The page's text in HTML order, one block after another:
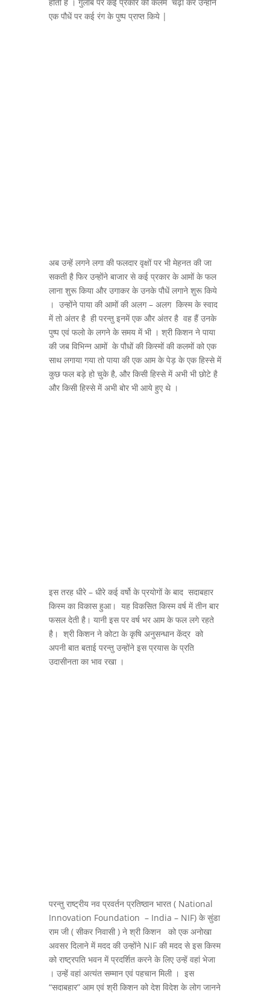
होती है । गुलाब पर कई प्रकार की कलमें चढ़ा कर उन्होंने
एक पौधें पर कई रंग के पुष्प प्राप्त किये |
अब उन्हें लगने लगा की फलदार वृक्षों पर भी मेहनत की जा
सकती है फिर उन्होंने बाजार से कई प्रकार के आमों के फल
लाना शुरू किया और उगाकर के उनके पौधें लगाने शुरू किये
। उन्होंने पाया की आमों की अलग – अलग किस्म के स्वाद
में तो अंतर है ही परन्तु इनमें एक और अंतर है वह हैं उनके
पुष्प एवं फलो के लगने के समय में भी । श्री किशन ने पाया
की जब विभिन्न आमों के पौधों की किस्मों की कलमों को एक
साथ लगाया गया तो पाया की एक आम के पेड़ के एक हिस्से में
कुछ फल बड़े हो चुके है, और किसी हिस्से में अभी भी छोटे है
और किसी हिस्से में अभी बोर भी आये हुए थे ।
इस तरह धीरे – धीरे कई वर्षो के प्रयोगों के बाद सदाबहार
किस्म का विकास हुआ। यह विकसित किस्म वर्ष में तीन बार
फसल देती है। यानी इस पर वर्ष भर आम के फल लगे रहते
है। श्री किशन ने कोटा के कृषि अनुसन्धान केंद्र को
अपनी बात बताई परन्तु उन्होंने इस प्रयास के प्रति
उदासीनता का भाव रखा ।
परन्तु राष्ट्रीय नव प्रवर्तन प्रतिष्ठान भारत ( National
Innovation Foundation – India – NIF) के सुंडा
राम जी ( सीकर निवासी ) ने श्री किशन को एक अनोखा
अवसर दिलाने में मदद की उन्होंने NIF की मदद से इस किस्म
को राष्ट्रपति भवन में प्रदर्शित करने के लिए उन्हें वहां भेजा
। उन्हें वहां अत्यंत सम्मान एवं पहचान मिली । इस
“सदाबहार” आम एवं श्री किशन को देश विदेश के लोग जानने